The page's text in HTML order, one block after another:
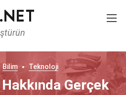
Bilim Teknoloji
Gerçek